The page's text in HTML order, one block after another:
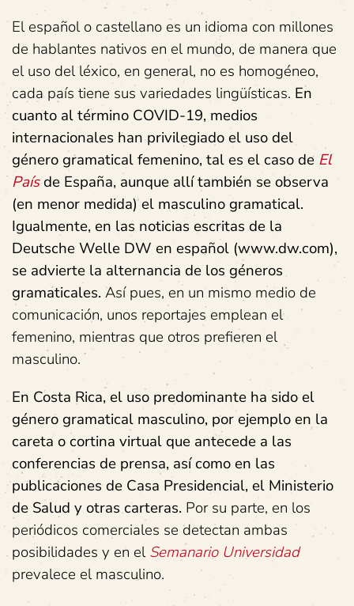
El español o castellano es un idioma con millones
de hablantes nativos en el mundo, de manera que
el uso del léxico, en general, no es homogéneo,
cada país tiene sus variedades lingüísticas. En
cuanto al término COVID-19, medios
internacionales han privilegiado el uso del
género gramatical femenino, tal es el caso de El
Paísde España, aunque allí también se observa
(en menor medida) el masculino gramatical.
Igualmente, en las noticias escritas de la
Deutsche Welle DW en español (www.dw.com),
se advierte la alternancia de los géneros
gramaticales. Así pues, en un mismo medio de
comunicación, unos reportajes emplean el
femenino, mientras que otros prefieren el
masculino.
En Costa Rica, el uso predominante ha sido el
género gramatical masculino, por ejemplo en la
careta o cortina virtual que antecede a las
conferencias de prensa, así como en las
publicaciones de Casa Presidencial, el Ministerio
de Salud y otras carteras. Por su parte, en los
periódicos comerciales se detectan ambas
posibilidades y en elSemanario Universidad
prevalece el masculino.